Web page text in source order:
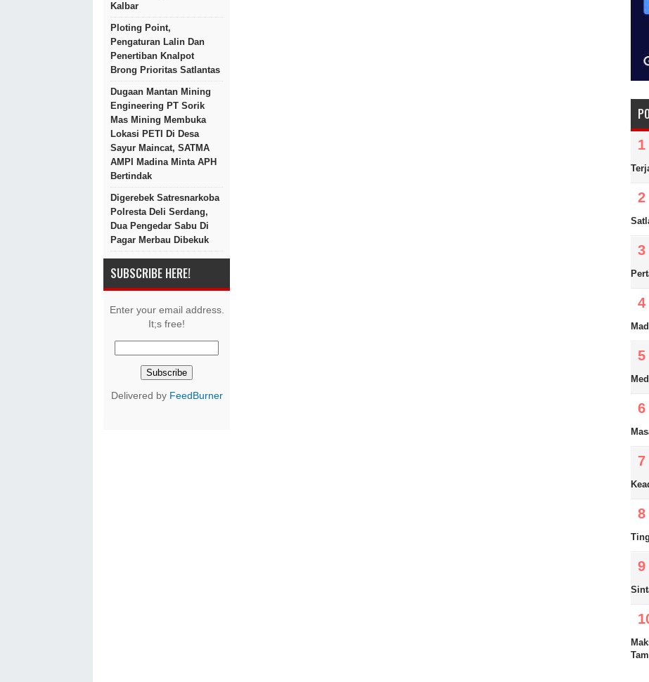
Kalbar
Ploting Point,
Pengaturan Lalin Dan
Penertiban Knalpot
Brong Prioritas Satlantas
Dugaan Mantan Mining
Engineering PT Sorik
Mas Mining Membuka
Lokasi PETI Di Desa
Sayur Maincat, SATMA
AMPI Madina Minta APH
Bertindak
Digerebek Satresnarkoba
Polresta Deli Serdang,
Dua Pengedar Sabu Di
Pagar Merbau Dibekuk
SUBSCRIBE HERE!
Enter your email address.
It;s free!
Delivered by FeedBurner